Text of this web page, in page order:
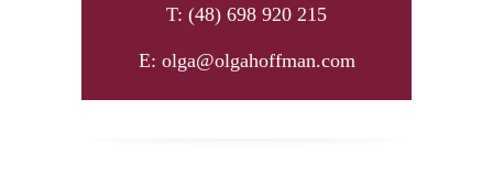
T: (48) 698 920 215
E: olga@olgahoffman.com